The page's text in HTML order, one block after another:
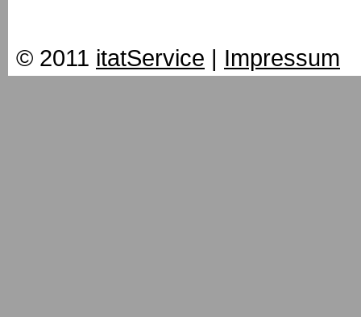
© 2011 itatService | Impressum